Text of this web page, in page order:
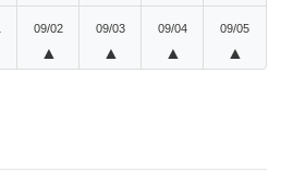
09/02
▲
09/03
▲
09/04
▲
09/05
▲